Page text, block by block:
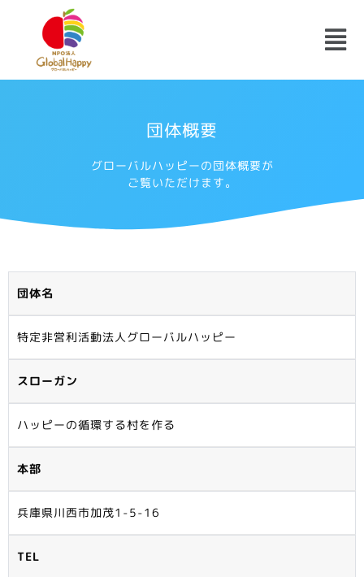
団体概要
グローバルハッピーの団体概要が
ご覧いただけます。
団体名
特定非営利活動法人グローバルハッピー
スローガン
ハッピーの循環する村を作る
本部
兵庫県川西市加茂1-5-16
TEL